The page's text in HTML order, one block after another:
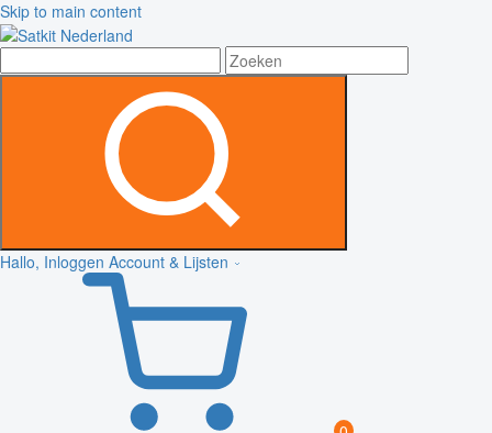
Skip to main content
Hallo, Inloggen Account & Lijsten